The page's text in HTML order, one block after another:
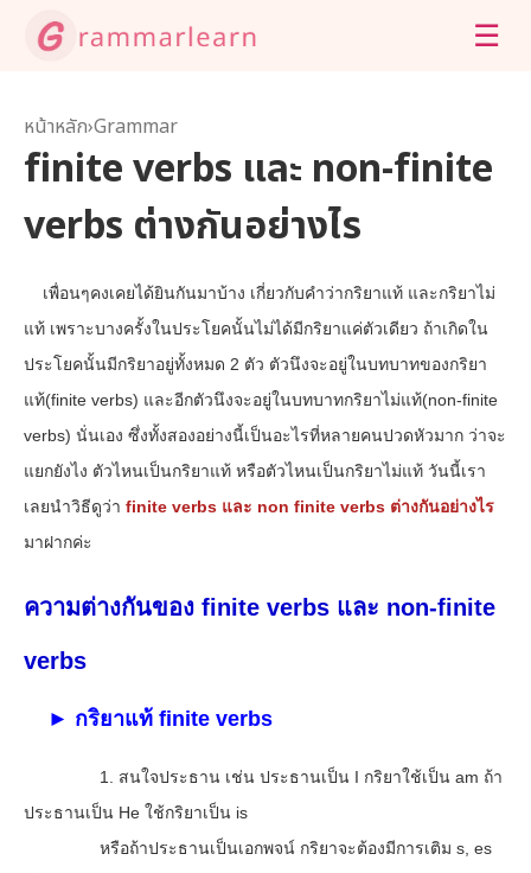
☰
หน้าหลัก›Grammar
finite verbs และ non-finite
verbs ต่างกันอย่างไร
เพื่อนๆคงเคยได้ยินกันมาบ้าง เกี่ยวกับคำว่ากริยาแท้ และกริยาไม่
แท้ เพราะบางครั้งในประโยคนั้นไม่ได้มีกริยาแค่ตัวเดียว ถ้าเกิดใน
ประโยคนั้นมีกริยาอยู่ทั้งหมด 2 ตัว ตัวนึงจะอยู่ในบทบาทของกริยา
แท้(finite verbs) และอีกตัวนึงจะอยู่ในบทบาทกริยาไม่แท้(non-finite
verbs) นั่นเอง ซึ่งทั้งสองอย่างนี้เป็นอะไรที่หลายคนปวดหัวมาก ว่าจะ
แยกยังไง ตัวไหนเป็นกริยาแท้ หรือตัวไหนเป็นกริยาไม่แท้ วันนี้เรา
เลยนำวิธีดูว่า finite verbs และ non finite verbs ต่างกันอย่างไร
มาฝากค่ะ
ความต่างกันของ finite verbs และ non-finite
verbs
► กริยาแท้ finite verbs
1. สนใจประธาน เช่น ประธานเป็น I กริยาใช้เป็น am ถ้า
ประธานเป็น He ใช้กริยาเป็น is
หรือถ้าประธานเป็นเอกพจน์ กริยาจะต้องมีการเติม s, es